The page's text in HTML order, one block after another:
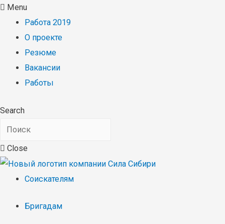
Menu
Работа 2019
О проекте
Резюме
Вакансии
Работы
Search
Close
Соискателям
Бригадам